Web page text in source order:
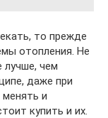
то прежде
отопления. Не
лучше, чем
даже при
и
купить и их.